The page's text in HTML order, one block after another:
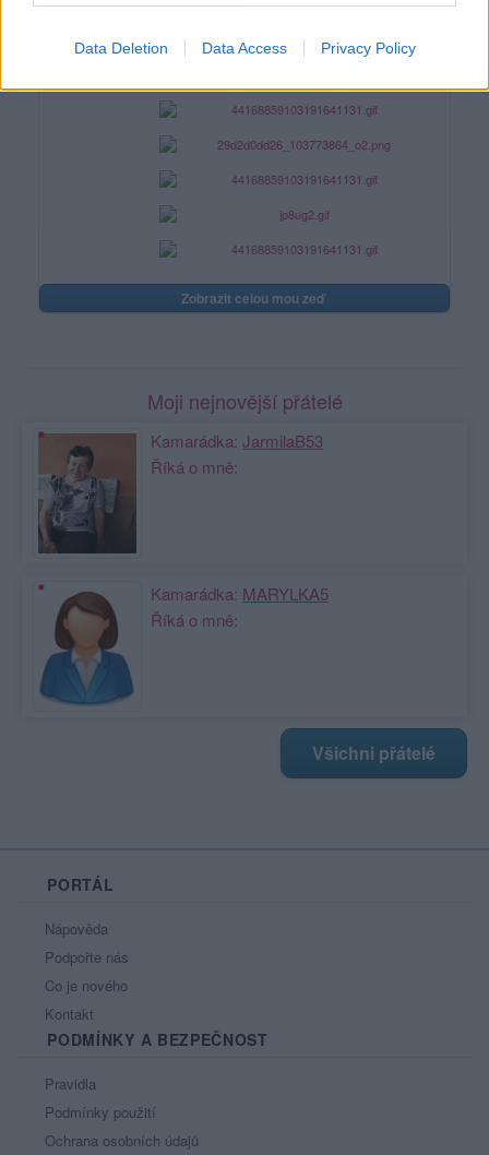
Data Deletion Data Access Privacy Policy
Zobrazit celou mou zeď
Moji nejnovější přátelé
Kamarádka: JarmilaB53
Říká o mně:
Kamarádka: MARYLKA5
Říká o mně:
Všichni přátelé
PORTÁL
Nápověda
Podpořte nás
Co je nového
Kontakt
PODMÍNKY A BEZPEČNOST
Pravidla
Podmínky použití
Ochrana osobních údajů